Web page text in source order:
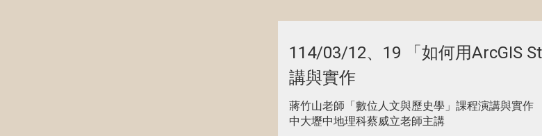
114/03/12、19 「如何用ArcGIS
講與實作
蔣竹山老師「數位人文與歷史學」課程演講與實作
中大壢中地理科蔡威立老師主講